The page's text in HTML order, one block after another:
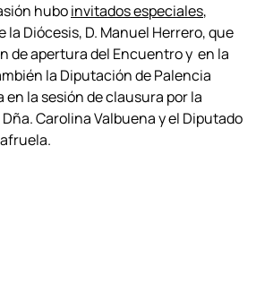
huboinvitados especiales,
la Diócesis, D. Manuel Herrero, que
de apertura del Encuentro y en la
la Diputación de Palencia
la sesión de clausura por la
Carolina Valbuena y el Diputado